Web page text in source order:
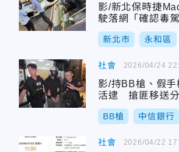
影/新北保時捷
駛落網「確認毒駕
新北市 永和區
社會
影/持BB槍、假
活逮 搶匪移送
BB槍 中信銀行
2026/04/24
社會 2026/04/22